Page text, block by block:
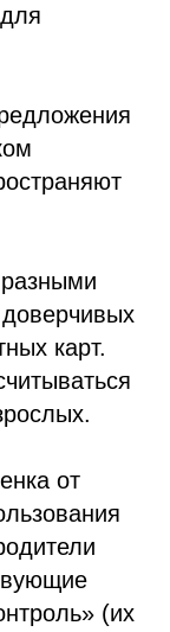
карт.
от
(их